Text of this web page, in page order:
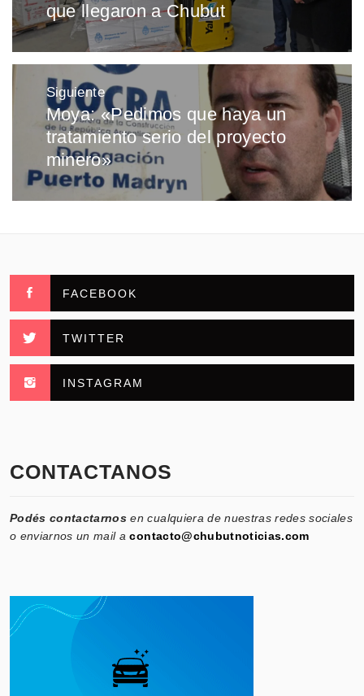
que llegaron a Chubut
Siguiente
Entrada
siguiente:
Moya: «Pedimos que haya un
tratamiento serio del proyecto
minero»
FACEBOOK
TWITTER
INSTAGRAM
CONTACTANOS
Podés contactarnos en cualquiera de nuestras redes sociales
o enviarnos un mail acontacto@chubutnoticias.com